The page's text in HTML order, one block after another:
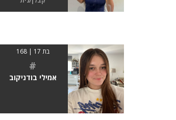
בת 17 | 168
#
אמילי בודניקוב